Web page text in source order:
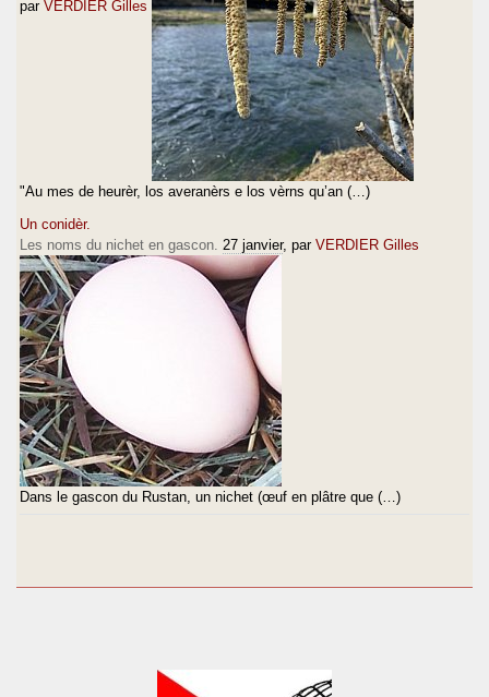
par VERDIER Gilles
"Au mes de heurèr, los averanèrs e los vèrns qu’an (…)
Un conidèr.
Les noms du nichet en gascon. 27 janvier, par VERDIER Gilles
Dans le gascon du Rustan, un nichet (œuf en plâtre que (…)